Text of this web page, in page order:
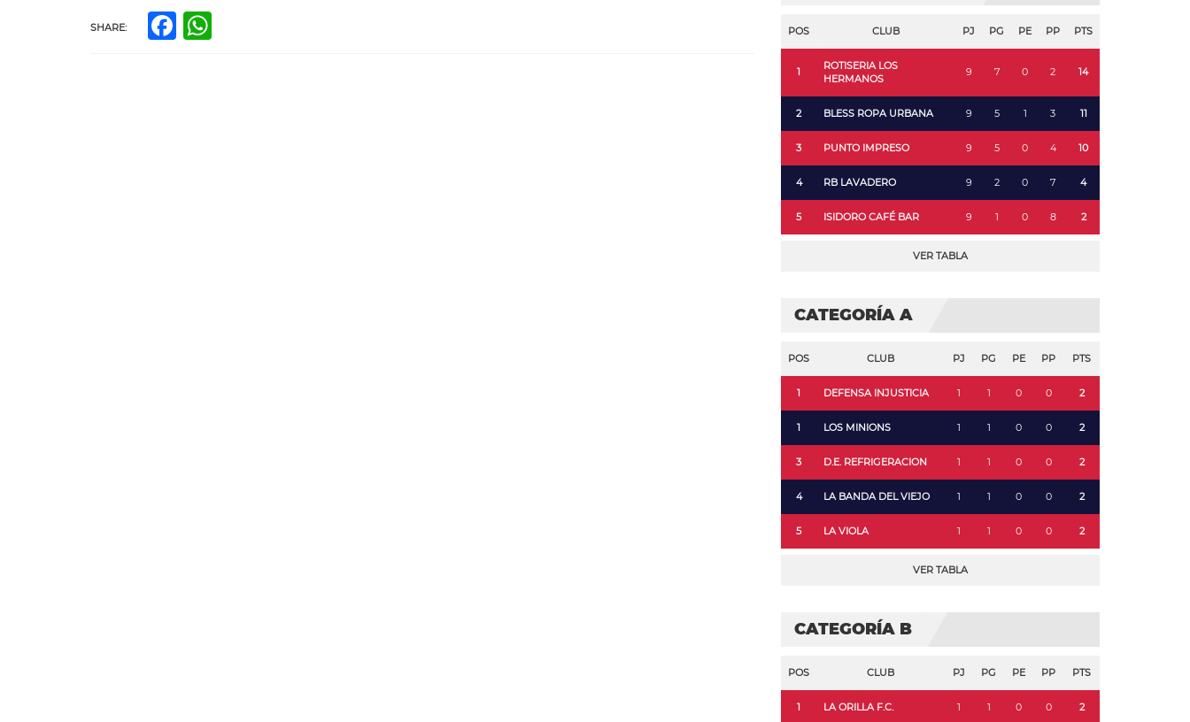
SHARE: Facebook POS CLUB PJ PG PE PP PTS
1
ROTISERIA LOS
HERMANOS
9 7 0 2 14
2 BLESS ROPA URBANA 9 5 1 3 11
3 PUNTO IMPRESO 9 5 0 4 10
4 RB LAVADERO 9 2 0 7 4
5 ISIDORO CAFÉ BAR 9 1 0 8 2
VER TABLA
CATEGORÍA A
POS CLUB PJ PG PE PP PTS
1 DEFENSA INJUSTICIA 1 1 0 0 2
1 LOS MINIONS 1 1 0 0 2
3 D.E. REFRIGERACION 1 1 0 0 2
4 LA BANDA DEL VIEJO 1 1 0 0 2
5 LA VIOLA 1 1 0 0 2
VER TABLA
CATEGORÍA B
POS CLUB PJ PG PE PP PTS
1 LA ORILLA F.C. 1 1 0 0 2